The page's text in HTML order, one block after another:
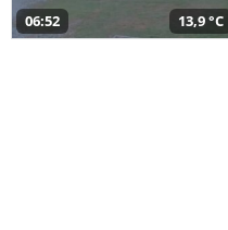
06:52 13,9 °C